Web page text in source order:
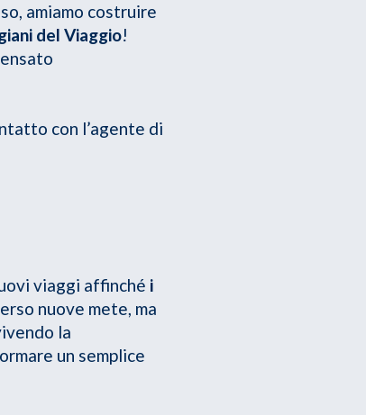
amiamo costruire
del Viaggio!
con l’agente di
viaggi affinché i
nuove mete, ma
la
un semplice